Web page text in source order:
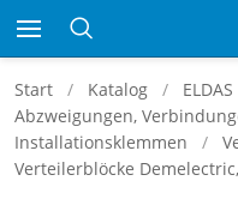
Start Katalog
ELDAS
Abzweigungen,
Installationsklemmen
Verteilerblöcke